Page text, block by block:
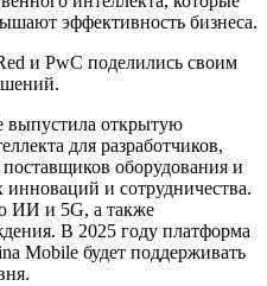
эффективность бизнеса.
и PwC поделились своим
выпустила открытую
для разработчиков,
оборудования и
инноваций и сотрудничества.
ИИ и 5G, а также
В 2025 году платформа
Mobile будет поддерживать